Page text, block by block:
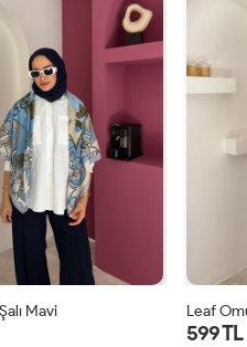
Mavi Leaf
599 TL